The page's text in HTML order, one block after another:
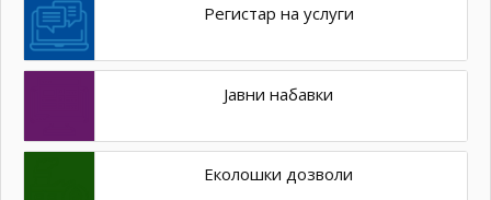
Регистар на услуги
Јавни набавки
Еколошки дозволи